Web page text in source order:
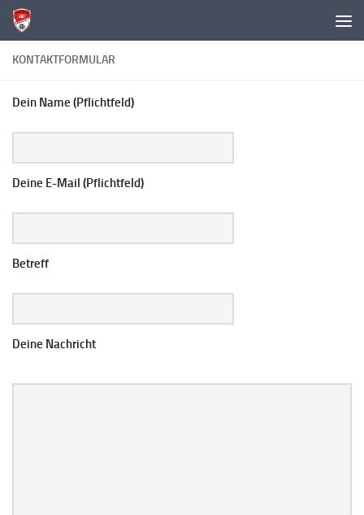
KONTAKTFORMULAR
Dein Name (Pflichtfeld)
Deine E-Mail (Pflichtfeld)
Betreff
Deine Nachricht
lasse